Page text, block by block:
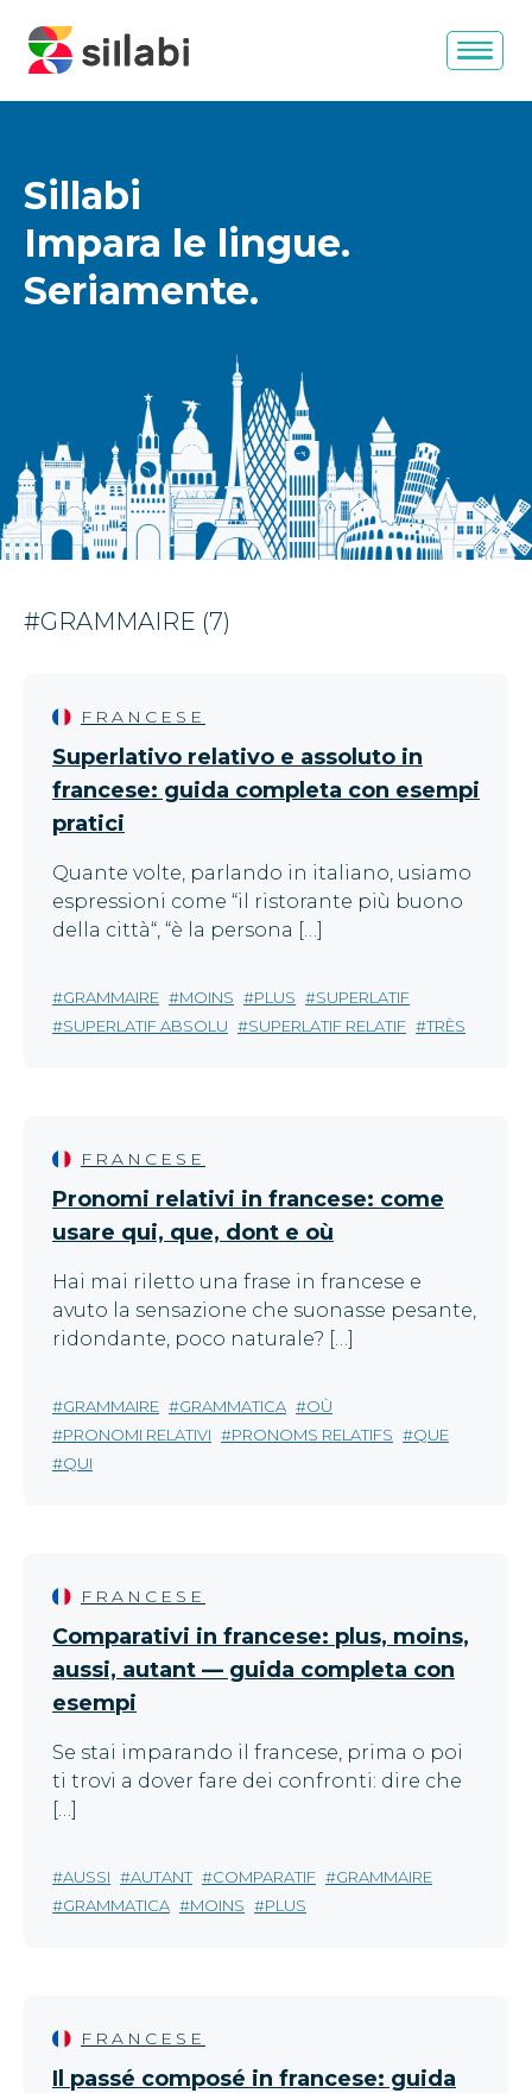
Sillabi
Impara le lingue.
Seriamente.
#GRAMMAIRE (7)
FRANCESE
Superlativo relativo e assoluto in
francese: guida completa con esempi
pratici
Quante volte, parlando in italiano, usiamo
espressioni come “il ristorante più buono
della città“, “è la persona […]
GRAMMAIRE MOINS PLUS
SUPERLATIF
SUPERLATIF ABSOLU
SUPERLATIF RELATIF TRÈS
FRANCESE
Pronomi relativi in francese: come
usare qui, que, dont e où
Hai mai riletto una frase in francese e
avuto la sensazione che suonasse pesante,
ridondante, poco naturale? […]
GRAMMAIRE GRAMMATICA
OÙ
PRONOMI RELATIVI
PRONOMS RELATIFS
QUE
QUI
FRANCESE
Comparativi in francese: plus, moins,
aussi, autant — guida completa con
esempi
Se stai imparando il francese, prima o poi
ti trovi a dover fare dei confronti: dire che
[…]
AUSSI AUTANT COMPARATIF
GRAMMAIRE
GRAMMATICA
MOINS PLUS
FRANCESE
Il passé composé in francese: guida